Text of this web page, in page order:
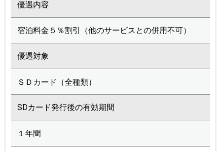
優遇内容
宿泊料金５％割引（他のサービスとの併用不可）
優遇対象
ＳＤカード（全種類）
SDカード発行後の有効期間
１年間